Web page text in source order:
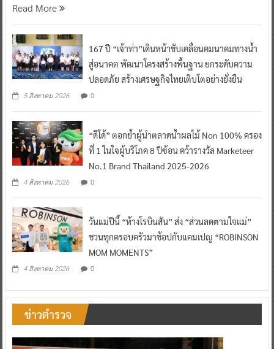
Read More
167 ปี “เจ้าท่า”เดินหน้าขับเคลื่อนคมนาคมทางน้ำ
สู่อนาคต พัฒนาโครงสร้างพื้นฐาน ยกระดับความ
ปลอดภัย สร้างเศรษฐกิจไทยเติบโตอย่างยั่งยืน
5 สิงหาคม 2026 0
“ดีโด้” ตอกย้ำผู้นำตลาดน้ำผลไม้ Non 100% ครอง
ที่ 1 ในใจผู้บริโภค 8 ปีซ้อน คว้ารางวัล Marketeer
No.1 Brand Thailand 2025-2026
4 สิงหาคม 2026 0
วันแม่ปีนี้ “ห้างโรบินสัน” ส่ง “ส่วนลดตามใจแม่”
ชวนทุกครอบครัวมาช้อปกับแคมเปญ “ROBINSON
MOM MOMENTS”
4 สิงหาคม 2026 0
ข่าวตำรวจ